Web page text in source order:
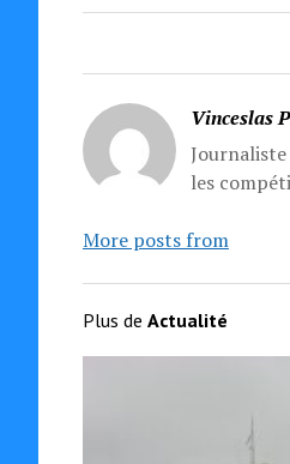
Vinceslas
les
More posts from
Plus de Actualité